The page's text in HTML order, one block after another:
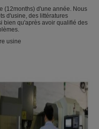
(12months) d'une année. Nous
d'usine, des littératures
bien qu'après avoir qualifié des
usine